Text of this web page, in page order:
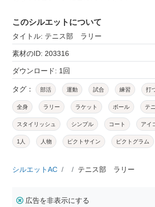
このシルエットについて
タイトル: テニス部 ラリー
素材のID: 203316
ダウンロード: 1回
タグ： 部活 運動 試合 練習 打
全身 ラリー ラケット ボール テ
スタイリッシュ シンプル コート アイ
1人 人物 ピクトサイン ピクトグラム
シルエットAC テニス部 ラリー
広告を非表示にする